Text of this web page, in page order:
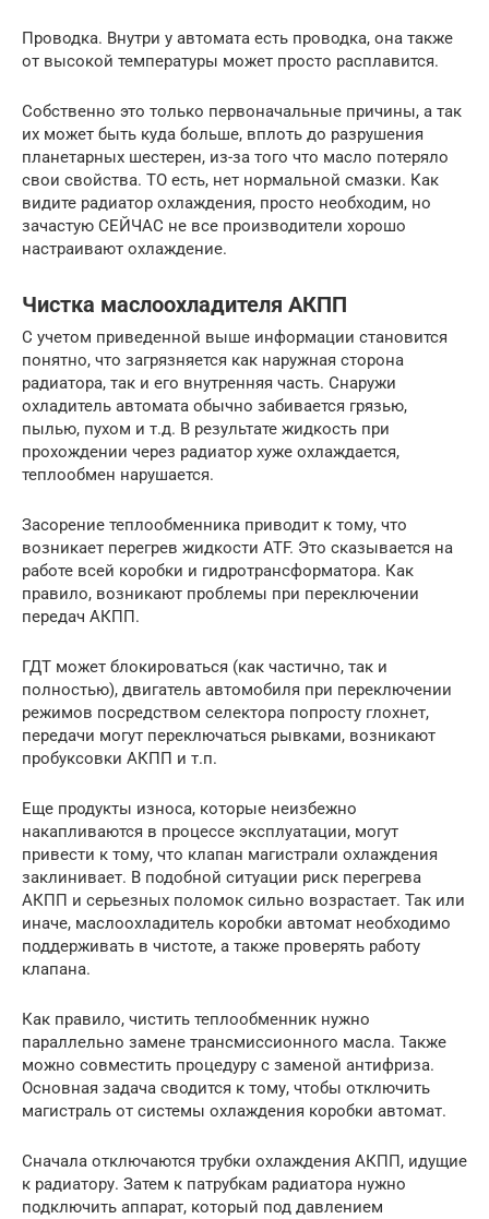
Проводка. Внутри у автомата есть проводка, она также
от высокой температуры может просто расплавится.
Собственно это только первоначальные причины, а так
их может быть куда больше, вплоть до разрушения
планетарных шестерен, из-за того что масло потеряло
свои свойства. ТО есть, нет нормальной смазки. Как
видите радиатор охлаждения, просто необходим, но
зачастую СЕЙЧАС не все производители хорошо
настраивают охлаждение.
Чистка маслоохладителя АКПП
С учетом приведенной выше информации становится
понятно, что загрязняется как наружная сторона
радиатора, так и его внутренняя часть. Снаружи
охладитель автомата обычно забивается грязью,
пылью, пухом и т.д. В результате жидкость при
прохождении через радиатор хуже охлаждается,
теплообмен нарушается.
Засорение теплообменника приводит к тому, что
возникает перегрев жидкости ATF. Это сказывается на
работе всей коробки и гидротрансформатора. Как
правило, возникают проблемы при переключении
передач АКПП.
ГДТ может блокироваться (как частично, так и
полностью), двигатель автомобиля при переключении
режимов посредством селектора попросту глохнет,
передачи могут переключаться рывками, возникают
пробуксовки АКПП и т.п.
Еще продукты износа, которые неизбежно
накапливаются в процессе эксплуатации, могут
привести к тому, что клапан магистрали охлаждения
заклинивает. В подобной ситуации риск перегрева
АКПП и серьезных поломок сильно возрастает. Так или
иначе, маслоохладитель коробки автомат необходимо
поддерживать в чистоте, а также проверять работу
клапана.
Как правило, чистить теплообменник нужно
параллельно замене трансмиссионного масла. Также
можно совместить процедуру с заменой антифриза.
Основная задача сводится к тому, чтобы отключить
магистраль от системы охлаждения коробки автомат.
Сначала отключаются трубки охлаждения АКПП, идущие
к радиатору. Затем к патрубкам радиатора нужно
подключить аппарат, который под давлением